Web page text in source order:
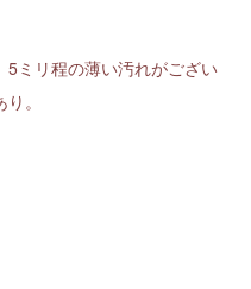
ミリ程の薄い汚れがござい
。